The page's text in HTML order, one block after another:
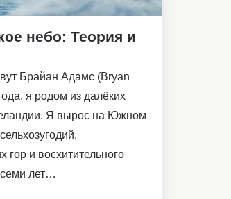
небо: Теория и
Брайан Адамс (Bryan
я родом из далёких
Я вырос на Южном
и восхитительного
лет…